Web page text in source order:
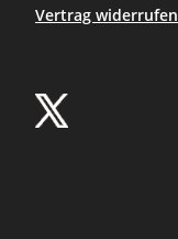
Vertrag widerrufen